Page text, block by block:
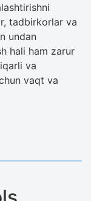
tadbirkorlar va
undan
hali ham zarur
va
vaqt va